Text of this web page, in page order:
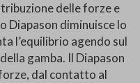
delle forze e
Diapason diminuisce lo
l’equilibrio agendo sul
gamba. Il Diapason
dal contatto al